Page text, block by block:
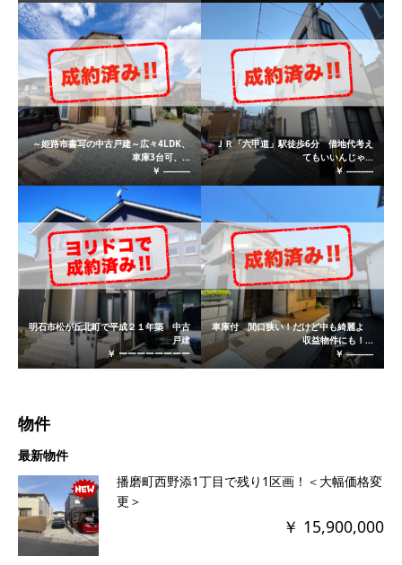
～姫路市書写の中古戸建～広々4LDK、
車庫3台可、...
￥ ----------
ＪＲ「六甲道」駅徒歩6分 借地代考え
てもいいんじゃ...
￥ ----------
明石市松が丘北町で平成２１年築 中古
戸建
￥ ーーーーーーーー
車庫付 間口狭い！だけど中も綺麗よ
収益物件にも！...
￥ ----------
物件
最新物件
播磨町西野添1丁目で残り1区画！＜大幅価格変
更＞
￥ 15,900,000